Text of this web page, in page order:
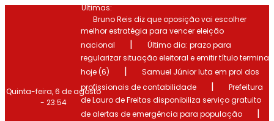
Quinta-feira, 6 de agosto
- 23:54
Últimas:
Bruno Reis diz que oposição vai escolher
melhor estratégia para vencer eleição
nacional
|
Último dia: prazo para
regularizar situação eleitoral e emitir título termina
hoje (6)
|
Samuel Júnior luta em prol dos
profissionais de contabilidade
|
Prefeitura
de Lauro de Freitas disponibiliza serviço gratuito
de alertas de emergência para população
|